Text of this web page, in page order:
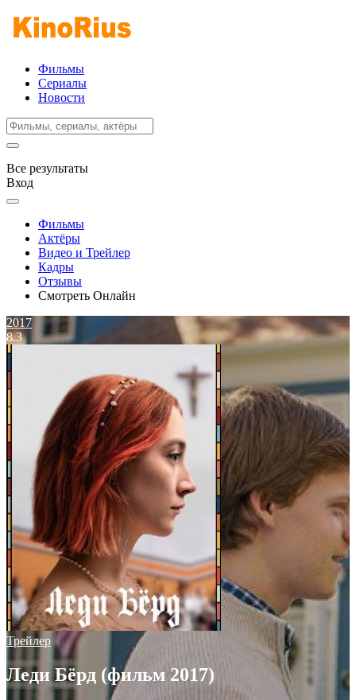
Фильмы
Сериалы
Новости
Все результаты
Вход
Фильмы
Актёры
Видео и Трейлер
Кадры
Отзывы
Смотреть Онлайн
2017
8.3
Трейлер
Леди Бёрд (фильм 2017)